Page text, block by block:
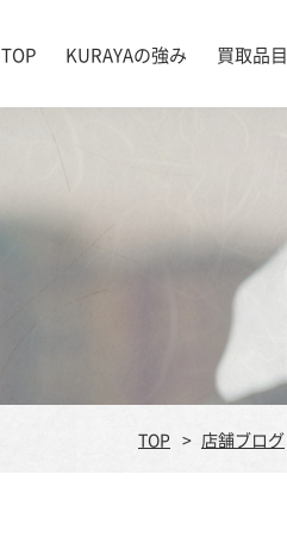
TOP KURAYAの強み 買取品目
時計
ブランド家具
TOP 店舗ブログ